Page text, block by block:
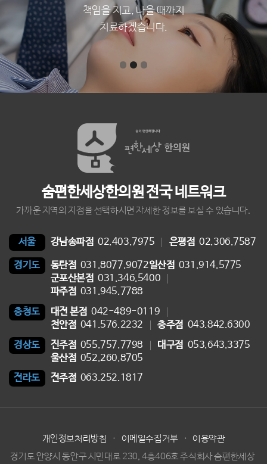
책임을 지고, 나을 때까지
치료하겠습니다.
숨편한세상한의원 전국 네트워크
가까운 지역의 지점을 선택하시면 자세한 정보를 보실 수 있습니다.
서울 강남송파점 02.403.7975 은평점 02.306.7587
경기도 동탄점 031.8077.9072일산점 031.914.5775
군포산본점 031.346.5400
파주점 031.945.7788
충청도
대전 본점 042-489-0119
천안점 041.576.2232 충주점 043.842.6300
경상도
진주점 055.757.7798 대구점 053.643.3375
울산점 052.260.8705
전라도
전주점 063.252.1817
개인정보처리방침 · 이메일수집거부 ·
이용약관
경기도 안양시 동안구 시민대로 230, 4층406호 주식회사 숨편한세상